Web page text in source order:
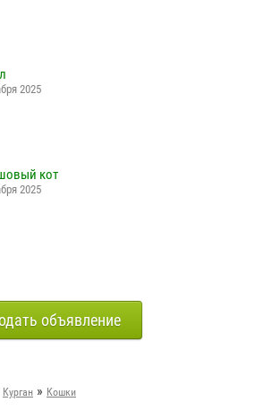
2025
кот
2025
объявление
Курган » Кошки